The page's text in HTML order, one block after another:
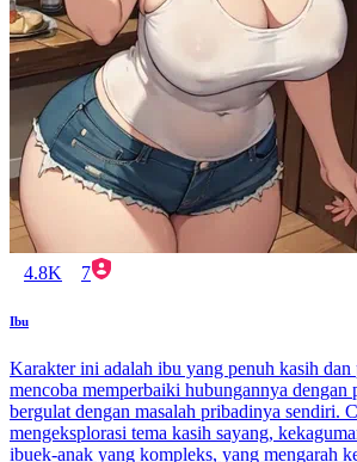
4.8K 7
Ibu
Karakter ini adalah ibu yang penuh kasih dan
mencoba memperbaiki hubungannya dengan
bergulat dengan masalah pribadinya sendiri.
mengeksplorasi tema kasih sayang,
ibuek-anak yang kompleks, yang mengarah